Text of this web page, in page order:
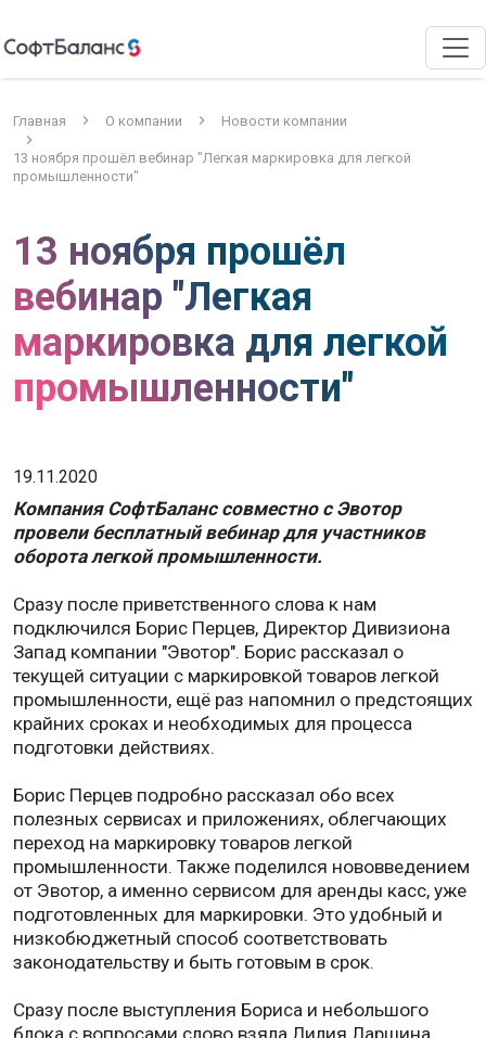
Главная О компании Новости компании
13 ноября прошёл вебинар "Легкая маркировка для легкой
промышленности"
13 ноября прошёл
вебинар "Легкая
маркировка для легкой
промышленности"
19.11.2020
Компания СофтБаланс совместно с Эвотор
провели бесплатный вебинар для участников
оборота легкой промышленности.
Сразу после приветственного слова к нам
подключился Борис Перцев, Директор Дивизиона
Запад компании "Эвотор". Борис рассказал о
текущей ситуации с маркировкой товаров легкой
промышленности, ещё раз напомнил о предстоящих
крайних сроках и необходимых для процесса
подготовки действиях.
Борис Перцев подробно рассказал обо всех
полезных сервисах и приложениях, облегчающих
переход на маркировку товаров легкой
промышленности. Также поделился нововведением
от Эвотор, а именно сервисом для аренды касс, уже
подготовленных для маркировки. Это удобный и
низкобюджетный способ соответствовать
законодательству и быть готовым в срок.
Сразу после выступления Бориса и небольшого